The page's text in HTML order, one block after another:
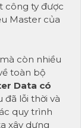
công ty được
Master của
còn nhiều
toàn bộ
Data có
đã lỗi thời và
quy trình
xây dựng